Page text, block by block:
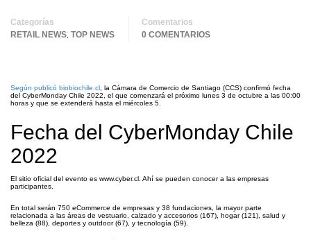
Categorías
RETAIL NEWS TOP NEWS
Comentarios
0 COMENTARIOS
Según publicó biobiochile.cl , la Cámara de Comercio de Santiago (CCS) confirmó fecha
del CyberMonday Chile 2022, el que comenzará el próximo lunes 3 de octubre a las 00:00
horas y que se extenderá hasta el miércoles 5.
Fecha del CyberMonday Chile
2022
El sitio oficial del evento es www.cyber.cl. Ahí se pueden conocer a las empresas
participantes.
En total serán 750 eCommerce de empresas y 38 fundaciones, la mayor parte
relacionada a las áreas de vestuario, calzado y accesorios (167), hogar (121), salud y
belleza (88), deportes y outdoor (67), y tecnología (59).